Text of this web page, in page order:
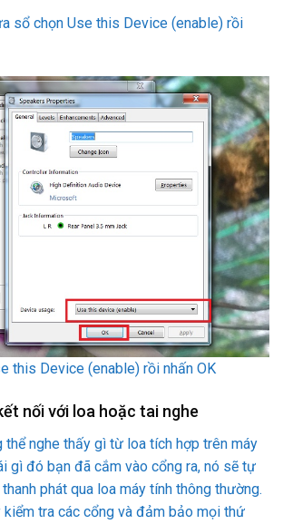
sổ chọn Use this Device (enable) rồi
this Device (enable) rồi nhấn OK
nối với loa hoặc tai nghe
thể nghe thấy gì từ loa tích hợp trên máy
gì đó bạn đã cắm vào cổng ra, nó sẽ tự
phát qua loa máy tính thông thường.
kiểm tra các cổng và đảm bảo mọi thứ